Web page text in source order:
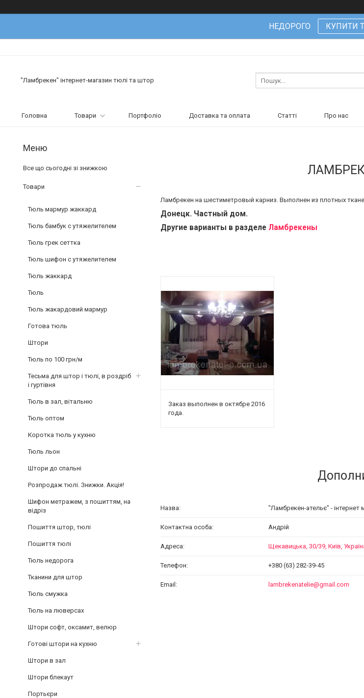
НЕДОРОГО КУПИТИ
"Ламбрекен" інтернет-магазин тюлі та штор
Головна Товари Портфоліо Доставка та оплата Статті Про нас
Ламбрекен на шестиметровый карниз. Выполнен из плотных
Донецк. Частный дом.
Другие варианты в разделе Ламбрекены
Заказ выполнен в октябре 2016
года.
"Ламбрекен-ательє" - інтернет
Андрій
Щекавицька, 30/39, Київ,
+380 (63) 282-39-45
lambrekenatelie@gmail.com
Все що сьогодні зі знижкою
Товари
Тюль мармур жаккард
Тюль бамбук с утяжелителем
Тюль грек сеттка
Тюль шифон с утяжелителем
Тюль жаккард
Тюль
Тюль жакардовий мармур
Готова тюль
Штори
Тюль по 100 грн/м
Тесьма для штор і тюлі, в роздріб
і гуртівня
Тюль в зал, вітальню
Тюль оптом
Коротка тюль у кухню
Тюль льон
Штори до спальні
Розпродаж тюлі. Знижки. Акція!
Шифон метражем, з пошиттям, на
відріз
Пошиття штор, тюлі
Пошиття тюлі
Тюль недорога
Тканини для штор
Тюль смужка
Тюль на люверсах
Штори софт, оксамит, велюр
Готові штори на кухню
Штори в зал
Штори блекаут
Портьєри